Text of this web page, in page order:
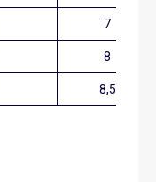
7
8
8,5